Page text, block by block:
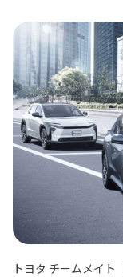
トヨタ チームメイト